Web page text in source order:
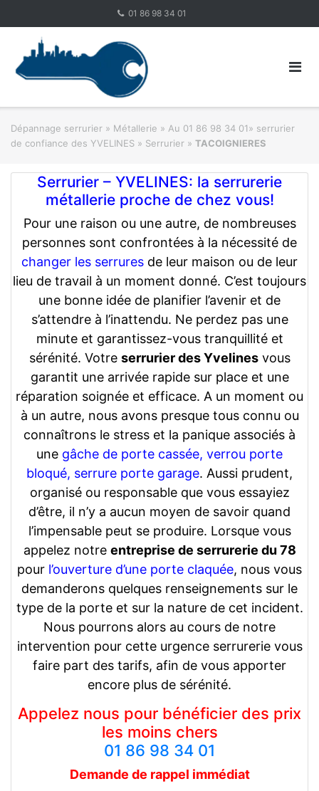
01 86 98 34 01
Dépannage serrurier » Métallerie » Au 01 86 98 34 01» serrurier
de confiance des YVELINES » Serrurier » TACOIGNIERES
Serrurier – YVELINES: la serrurerie
métallerie proche de chez vous!
Pour une raison ou une autre, de nombreuses
personnes sont confrontées à la nécessité de
changer les serrures de leur maison ou de leur
lieu de travail à un moment donné. C’est toujours
une bonne idée de planifier l’avenir et de
s’attendre à l’inattendu. Ne perdez pas une
minute et garantissez-vous tranquillité et
sérénité. Votre serrurier des Yvelinesvous
garantit une arrivée rapide sur place et une
réparation soignée et efficace. A un moment ou
à un autre, nous avons presque tous connu ou
connaîtrons le stress et la panique associés à
une gâche de porte cassée, verrou porte
bloqué, serrure porte garage. Aussi prudent,
organisé ou responsable que vous essayiez
d’être, il n’y a aucun moyen de savoir quand
l’impensable peut se produire. Lorsque vous
appelez notre entreprise de serrurerie du 78
pour l’ouverture d’une porte claquée, nous vous
demanderons quelques renseignements sur le
type de la porte et sur la nature de cet incident.
Nous pourrons alors au cours de notre
intervention pour cette urgence serrurerie vous
faire part des tarifs, afin de vous apporter
encore plus de sérénité.
Appelez nous pour bénéficier des prix
les moins chers
01 86 98 34 01
Demande de rappel immédiat